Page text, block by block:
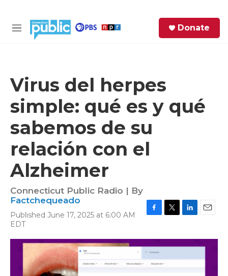
M
Donate
Virus del herpes
simple: qué es y qué
sabemos de su
relación con el
Alzheimer
Connecticut Public Radio | By
Factchequeado
Published June 17, 2025 at 6:00 AM
EDT
c
e
b
i
t
e
n
k
a
i